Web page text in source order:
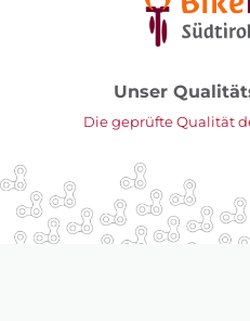
Unser
Die geprüfte Qualität